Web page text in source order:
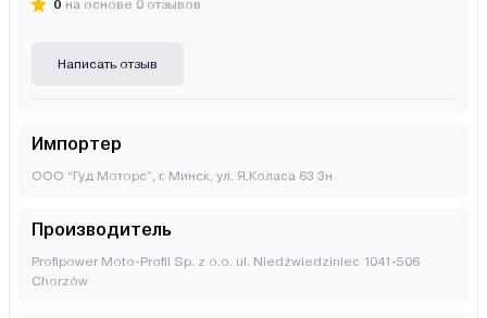
0 на основе 0 отзывов
Написать отзыв
Импортер
ООО “Гуд Моторс”, г. Минск, ул. Я.Коласа 63 3н
Производитель
Profipower Moto-Profil Sp. z o.o. ul. Niedźwiedziniec 1041-506
Chorzów